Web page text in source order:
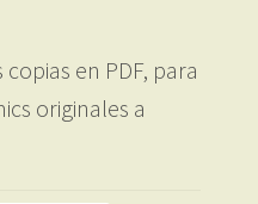
en PDF, para
originales a